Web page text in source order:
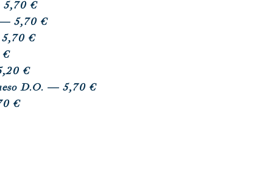
€
5,70 €
€
€
D.O. — 5,70 €
€